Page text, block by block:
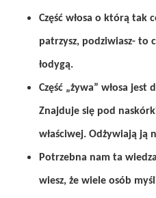
Część włosa o którą tak
patrzysz, podziwiasz- to
łodygą.
Część „żywa” włosa jest
Znajduje się pod
właściwej. Odżywiają ją
Potrzebna nam ta
wiesz, że wiele osób